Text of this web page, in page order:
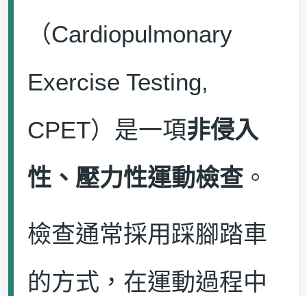
（Cardiopulmonary
Exercise Testing,
CPET）是一項非侵入
性、壓力性運動檢查 。
檢查通常採用踩腳踏車
的方式，在運動過程中